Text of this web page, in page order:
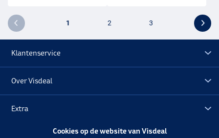
1 2 3
Klantenservice
Over Visdeal
Extra
Cookies op de website van Visdeal